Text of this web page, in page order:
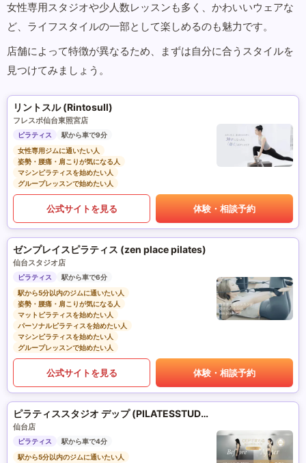
女性専用スタジオや少人数レッスンも多く、かわいいウェアな
ど、ライフスタイルの一部として楽しめるのも魅力です。
店舗によって特徴が異なるため、まずは自分に合うスタイルを
見つけてみましょう。
リントスル (Rintosull)
フレスポ仙台東照宮店
ピラティス
駅から車で9分
女性専用ジムに通いたい人
姿勢・腰痛・肩こりが気になる人
マシンピラティスを始めたい人
グループレッスンで始めたい人
公式サイトを見る 体験・相談予約
ゼンプレイスピラティス (zen place pilates)
仙台スタジオ店
ピラティス
駅から車で6分
駅から5分以内のジムに通いたい人
姿勢・腰痛・肩こりが気になる人
マットピラティスを始めたい人
パーソナルピラティスを始めたい人
マシンピラティスを始めたい人
グループレッスンで始めたい人
公式サイトを見る 体験・相談予約
ピラティススタジオ デップ (PILATESSTUDIO DEP)
仙台店
ピラティス
駅から車で4分
駅から5分以内のジムに通いたい人